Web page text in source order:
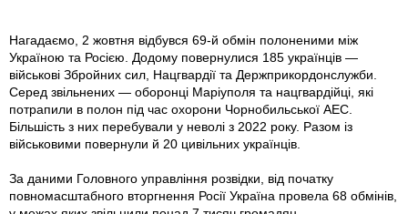
Нагадаємо, 2 жовтня відбувся 69-й обмін полоненими між
Україною та Росією. Додому повернулися 185 українців —
військові Збройних сил, Нацгвардії та Держприкордонслужби.
Серед звільнених — оборонці Маріуполя та нацгвардійці, які
потрапили в полон під час охорони Чорнобильської АЕС.
Більшість з них перебували у неволі з 2022 року. Разом із
військовими повернули й 20 цивільних українців.
За даними Головного управління розвідки, від початку
повномасштабного вторгнення Росії Україна провела 68 обмінів,